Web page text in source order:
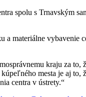
spolu s Trnavským
a materiálne vybavenie
kraju za to,
mesta je aj to,
centra v ústrety.“